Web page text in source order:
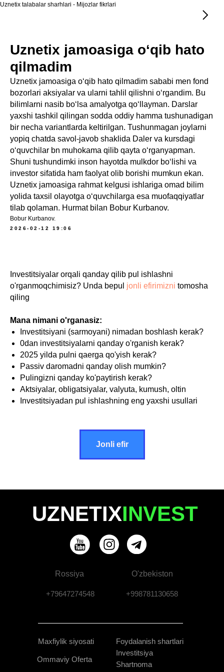
Uznetix talabalar sharhlari - Mijozlar fikrlari
Uznetix jamoasiga o‘qib hato
qilmadim
Uznetix jamoasiga o‘qib hato qilmadim sababi men fond
bozorlari aksiyalar va ularni tahlil qilishni o‘rgandim. Bu
bilimlarni nasib bo‘lsa amalyotga qo‘llayman. Darslar
yaxshi tashkil qilingan sodda oddiy hamma tushunadigan
bir necha variantlarda keltirilgan. Tushunmagan joylarni
yopiq chatda savol-javob shaklida Daler va kursdagi
o‘quvchilar bn muhokama qilib qayta o‘rganyapman.
Shuni tushundimki inson hayotda mulkdor bo‘lishi va
investor sifatida ham faolyat olib borishi mumkun ekan.
Uznetix jamoasiga rahmat kelgusi ishlariga omad bilim
yolida taxsil olayotga o‘quvchilarga esa muofaqqiyatlar
tilab qolaman. Hurmat bilan Bobur Kurbanov.
Bobur Kurbanov.
2026-02-12 19:06
Investitsiyalar orqali qanday qilib pul ishlashni
o'rganmoqchimisiz? Unda bepul jonli efirimizni tomosha
qiling
Mana nimani o'rganasiz:
Investitsiyani (sarmoyani) nimadan boshlash kerak?
0dan investitsiyalarni qanday o'rganish kerak?
2025 yilda pulni qaerga qo'yish kerak?
Passiv daromadni qanday olish mumkin?
Pulingizni qanday ko'paytirish kerak?
Aktsiyalar, obligatsiyalar, valyuta, kumush, oltin
Investitsiyadan pul ishlashning eng yaxshi usullari
Jonli efir
Maxfiylik siyosati
Ommaviy Oferta
Foydalanish shartlari
Shartnoma
Rossiya
+79647274548
O'zbekiston
+998781130658
UZNETIXINVEST
Investitsiya